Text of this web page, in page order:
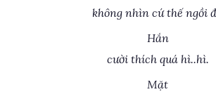
không nhìn cứ thế ngồi
Hắn
cười thích quá hì..hì.
Mặt